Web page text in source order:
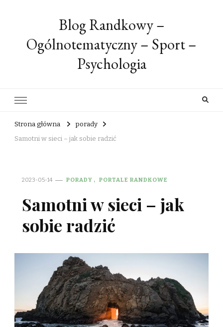
Blog Randkowy –
Ogólnotematyczny – Sport –
Psychologia
Strona główna
porady
Samotni w sieci – jak sobie radzić
2023-05-14 PORADY PORTALE RANDKOWE
Samotni w sieci – jak
sobie radzić